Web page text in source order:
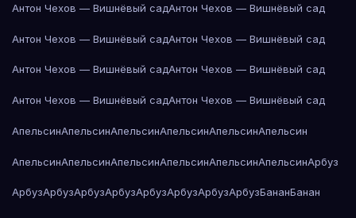
Антон Чехов — Вишнёвый садАнтон Чехов — Вишнёвый сад
Антон Чехов — Вишнёвый садАнтон Чехов — Вишнёвый сад
Антон Чехов — Вишнёвый садАнтон Чехов — Вишнёвый сад
Антон Чехов — Вишнёвый садАнтон Чехов — Вишнёвый сад
АпельсинАпельсинАпельсинАпельсинАпельсинАпельсин
АпельсинАпельсинАпельсинАпельсинАпельсинАпельсинАрбуз
АрбузАрбузАрбузАрбузАрбузАрбузАрбузАрбузБананБанан